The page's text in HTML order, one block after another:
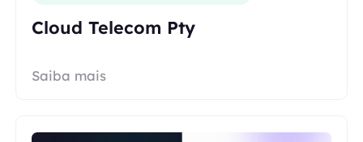
Cloud Telecom Pty
Saiba mais